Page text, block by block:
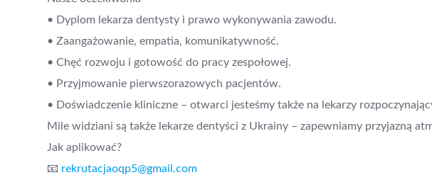
• Dyplom lekarza dentysty i prawo wykonywania zawodu.
• Zaangażowanie, empatia, komunikatywność.
• Chęć rozwoju i gotowość do pracy zespołowej.
• Przyjmowanie pierwszorazowych pacjentów.
• Doświadczenie kliniczne – otwarci jesteśmy także na lekarzy
Mile widziani są także lekarze dentyści z Ukrainy – zapewniamy przyjazną
Jak aplikować?
📧 rekrutacjaoqp5@gmail.com